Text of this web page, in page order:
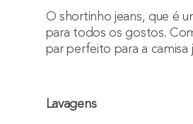
O shortinho jeans, que é
para todos os gostos.
par perfeito para a camisa
Lavagens